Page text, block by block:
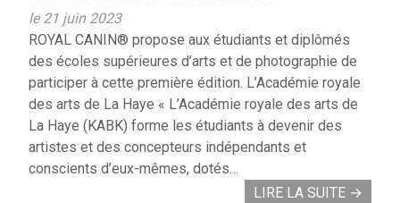
le 21 juin 2023
ROYAL CANIN® propose aux étudiants et diplômés
des écoles supérieures d’arts et de photographie de
participer à cette première édition. L’Académie royale
des arts de La Haye « L’Académie royale des arts de
La Haye (KABK) forme les étudiants à devenir des
artistes et des concepteurs indépendants et
conscients d’eux-mêmes, dotés…
LIRE LA SUITE →